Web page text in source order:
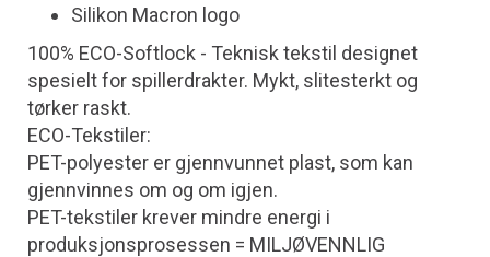
Silikon Macron logo
100% ECO-Softlock - Teknisk tekstil designet
spesielt for spillerdrakter. Mykt, slitesterkt og
tørker raskt.
ECO-Tekstiler:
PET-polyester er gjennvunnet plast, som kan
gjennvinnes om og om igjen.
PET-tekstiler krever mindre energi i
produksjonsprosessen = MILJØVENNLIG